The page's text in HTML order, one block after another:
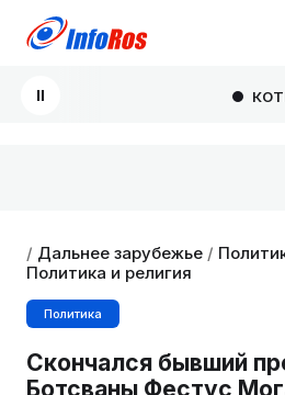
/ Дальнее зарубежье /
Политика и религия
Политика
Скончался бывший
Ботсваны Фестус